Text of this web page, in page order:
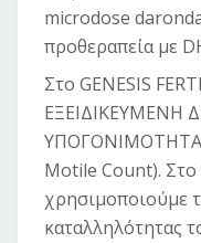
microdose
προθεραπεία με
Στο GENESIS
ΕΞΕΙΔΙΚΕΥΜΕΝΗ
Motile Count). Στο
χρησιμοποιούμε
καταλληλότητας